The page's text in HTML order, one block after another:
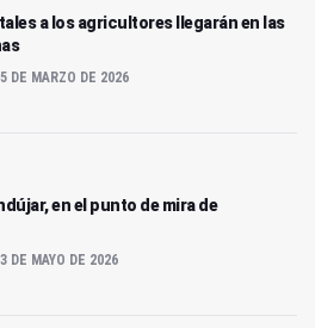
a los agricultores llegarán en las
DE MARZO DE 2026
en el punto de mira de
DE MAYO DE 2026